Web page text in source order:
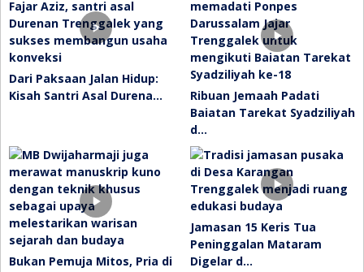
Dari Paksaan Jalan Hidup:
Kisah Santri Asal Durena…
Ribuan Jemaah Padati
Baiatan Tarekat Syadziliyah
d…
Bukan Pemuja Mitos, Pria di
Jamasan 15 Keris Tua
Peninggalan Mataram
Digelar d…